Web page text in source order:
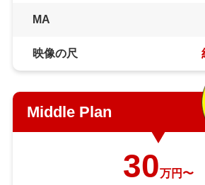
MA
映像の尺
Middle Plan
30万円〜